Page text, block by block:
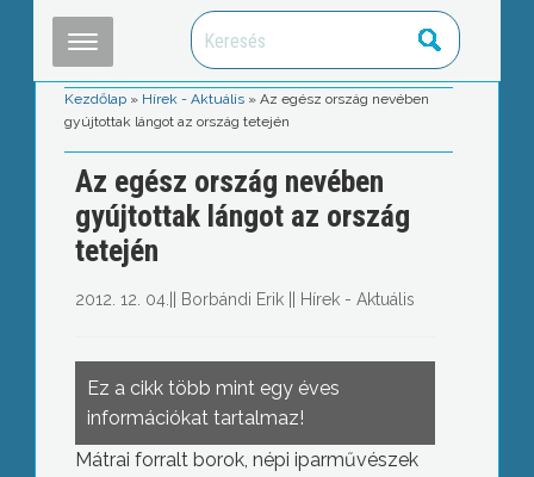
Kezdőlap » Hírek - Aktuális »Az egész ország nevében
gyújtottak lángot az ország tetején
Az egész ország nevében
gyújtottak lángot az ország
tetején
2012. 12. 04. Borbándi Erik|| Hírek - Aktuális
Ez a cikk több mint egy éves
információkat tartalmaz!
Mátrai forralt borok, népi iparművészek